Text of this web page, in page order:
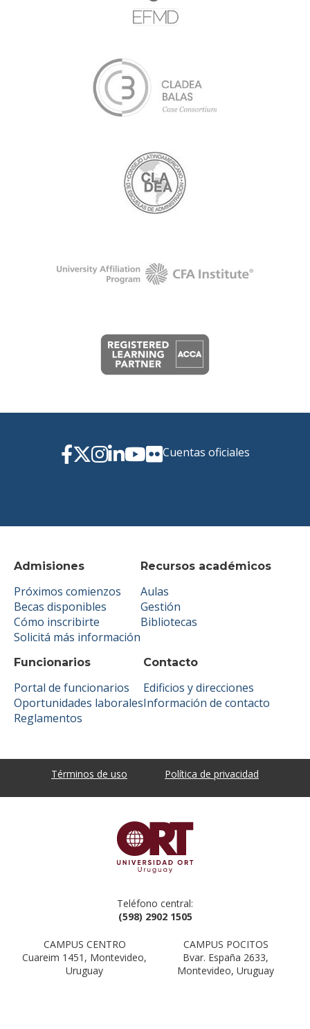
Admisiones
Próximos comienzos
Becas disponibles
Cómo inscribirte
Solicitá más información
Recursos académicos
Aulas
Gestión
Bibliotecas
Funcionarios
Portal de funcionarios
Oportunidades laborales
Reglamentos
Contacto
Edificios y direcciones
Información de contacto
Cuentas oficiales
Términos de uso Política de privacidad
Teléfono central:
(598) 2902 1505
CAMPUS CENTRO
Cuareim 1451, Montevideo,
Uruguay
CAMPUS POCITOS
Bvar. España 2633,
Montevideo, Uruguay